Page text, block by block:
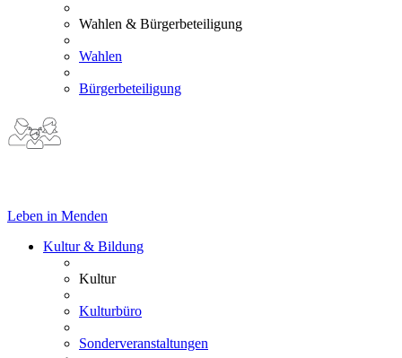
Wahlen & Bürgerbeteiligung
Wahlen
Bürgerbeteiligung
Leben in Menden
Kultur & Bildung
Kultur
Kulturbüro
Sonderveranstaltungen